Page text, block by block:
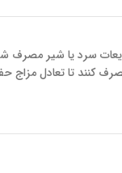
سرد یا شیر مصرف
کنند تا تعادل مزاج